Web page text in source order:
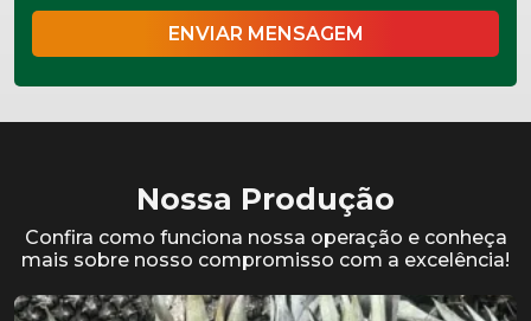
ENVIAR MENSAGEM
Nossa Produção
Confira como funciona nossa operação e conheça
mais sobre nosso compromisso com a excelência!